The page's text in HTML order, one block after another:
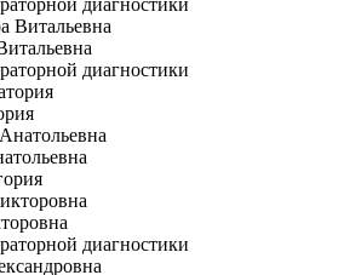
диагностики
диагностики